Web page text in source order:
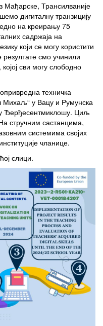
Мађарске, Трансилваније
дигиталну транзицију
на креирању 75
садржаја на
који се могу користити
смо учинили
сви могу слободно
техничка
Михаљ“ у Вацу и Румунска
у Ђерђесентмиклошу. Циљ
стручним састанцима,
системима својих
чланице.
слици.